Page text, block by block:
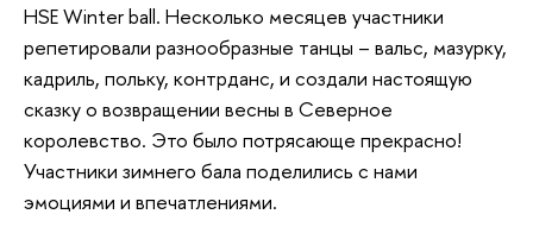
HSE Winter ball. Несколько месяцев участники
репетировали разнообразные танцы – вальс, мазурку,
кадриль, польку, контрданс, и создали настоящую
сказку о возвращении весны в Северное
королевство. Это было потрясающе прекрасно!
Участники зимнего бала поделились с нами
эмоциями и впечатлениями.